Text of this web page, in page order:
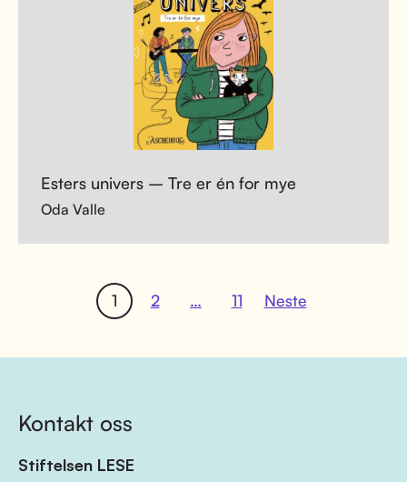
Esters univers – Tre er én for mye
Oda Valle
1 2 … 11 Neste
Kontakt oss
Stiftelsen LESE